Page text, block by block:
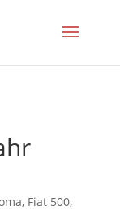
, Fiat 500,